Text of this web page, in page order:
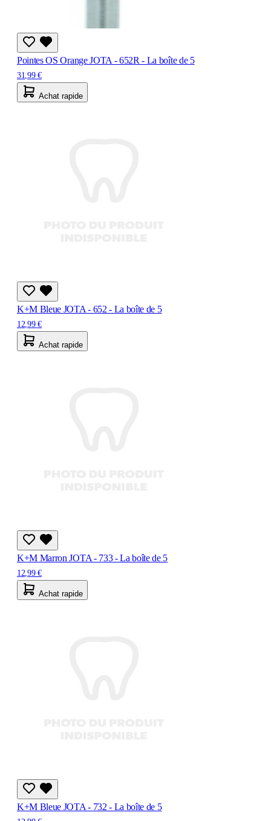
Pointes OS Orange JOTA - 652R - La boîte de 5
31,99 €
Achat rapide
K+M Bleue JOTA - 652 - La boîte de 5
12,99 €
Achat rapide
K+M Marron JOTA - 733 - La boîte de 5
12,99 €
Achat rapide
K+M Bleue JOTA - 732 - La boîte de 5